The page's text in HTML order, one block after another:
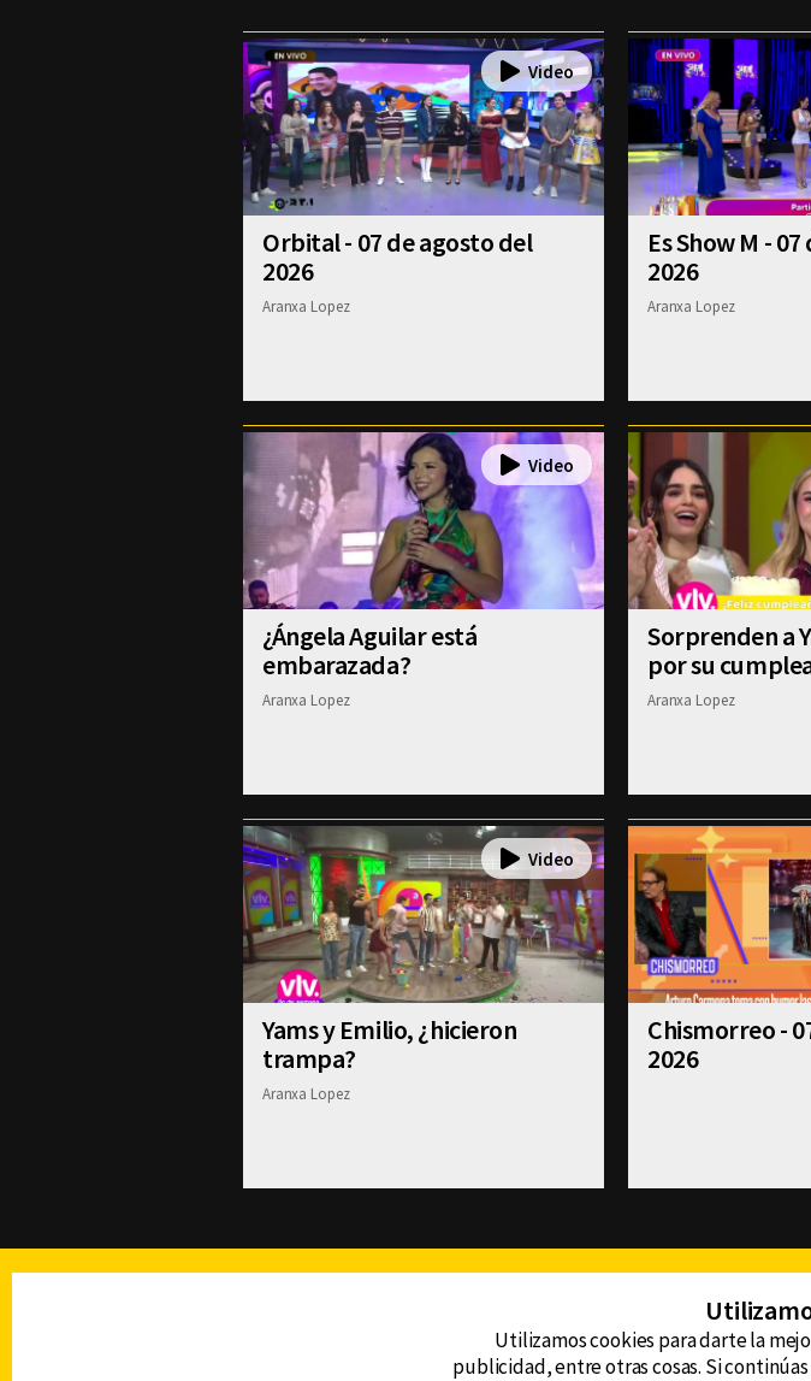
Orbital - 07 de agosto del
2026
Aranxa Lopez
Es Show M -
2026
Aranxa Lopez
¿Ángela Aguilar está
embarazada?
Aranxa Lopez
Sorprenden a
por su
Aranxa Lopez
Yams y Emilio, ¿hicieron
trampa?
Aranxa Lopez
Chismorreo -
2026
Utilizamos cookies para darte la
publicidad, entre otras cosas. Si